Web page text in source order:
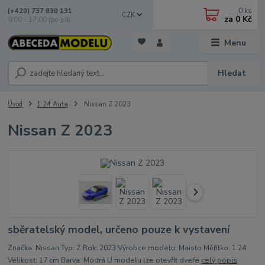
Menu
CZK
Hledat
(+420) 737 830 131
9:00 - 17:00 (po-pá)
0 ks
za 0 Kč
Úvod 1:24 Auta Nissan Z 2023
Nissan Z 2023
sběratelský model, určeno pouze k vystavení
Značka: Nissan Typ: Z Rok: 2023 Výrobce modelu: Maisto Měřítko: 1:24
Velikost: 17 cm Barva: Modrá U modelu lze otevřít dveře celý popis